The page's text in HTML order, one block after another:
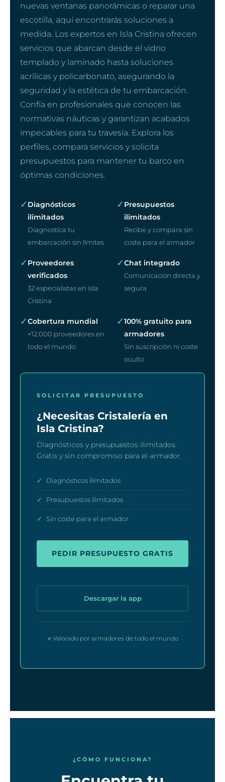
nuevas ventanas panorámicas o reparar una
escotilla, aquí encontrarás soluciones a
medida. Los expertos en Isla Cristina ofrecen
servicios que abarcan desde el vidrio
templado y laminado hasta soluciones
acrílicas y policarbonato, asegurando la
seguridad y la estética de tu embarcación.
Confía en profesionales que conocen las
normativas náuticas y garantizan acabados
impecables para tu travesía. Explora los
perfiles, compara servicios y solicita
presupuestos para mantener tu barco en
óptimas condiciones.
✓ Diagnósticos
ilimitados
Diagnostica tu
embarcación sin límites
✓ Presupuestos
ilimitados
Recibe y compara sin
coste para el armador
✓ Proveedores
verificados
32 especialistas en Isla
Cristina
✓Chat integrado
Comunicación directa y
segura
✓Cobertura mundial
+12.000 proveedores en
todo el mundo
✓100% gratuito para
armadores
Sin suscripción ni coste
oculto
SOLICITAR PRESUPUESTO
¿Necesitas Cristalería en
Isla Cristina?
Diagnósticos y presupuestos ilimitados.
Gratis y sin compromiso para el armador.
✓ Diagnósticos ilimitados
✓ Presupuestos ilimitados
✓ Sin coste para el armador
PEDIR PRESUPUESTO GRATIS
Descargar la app
⭐ Valorado por armadores de todo el mundo
¿CÓMO FUNCIONA?